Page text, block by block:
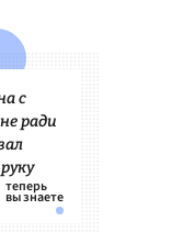
с
ради